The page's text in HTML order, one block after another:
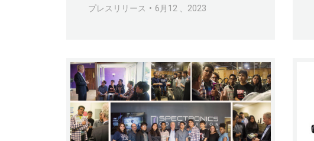
プレスリリース 6月12 、2023